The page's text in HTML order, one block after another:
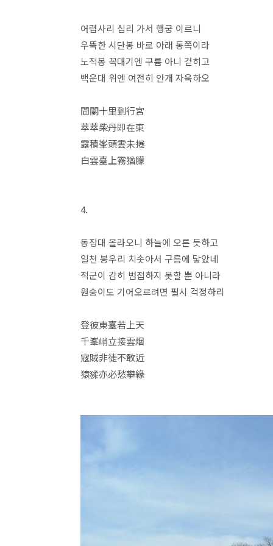
어렵사리 십리 가서 행궁 이르니
우뚝한 시단봉 바로 아래 동쪽이라
노적봉 꼭대기엔 구름 아니 걷히고
백운대 위엔 여전히 안개 자욱하오
間關十里到行宮
萃萃柴丹即在東
露積峯頭雲未捲
白雲臺上霧猶朦
4.
동장대 올라오니 하늘에 오른 듯하고
일천 봉우리 치솟아서 구름에 닿았네
적군이 감히 범접하지 못할 뿐 아니라
원숭이도 기어오르려면 필시 걱정하리
登彼東臺若上天
千峯峭立接雲烟
寇賊非徒不敢近
猿猱亦必愁攀緣